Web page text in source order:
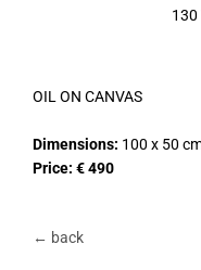
130
OIL ON CANVAS
Dimensions: 100 x 50
Price: € 490
← back